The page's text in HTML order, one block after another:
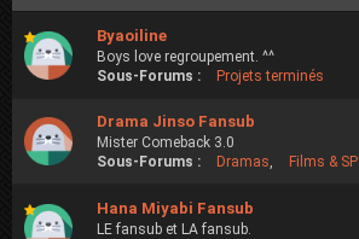
Byaoiline
Boys love regroupement. ^^
Sous-Forums :
Projets terminés
Drama Jinso Fansub
Mister Comeback 3.0
Sous-Forums :
Dramas, Films & SP
Hana Miyabi Fansub
LE fansub et LA fansub.